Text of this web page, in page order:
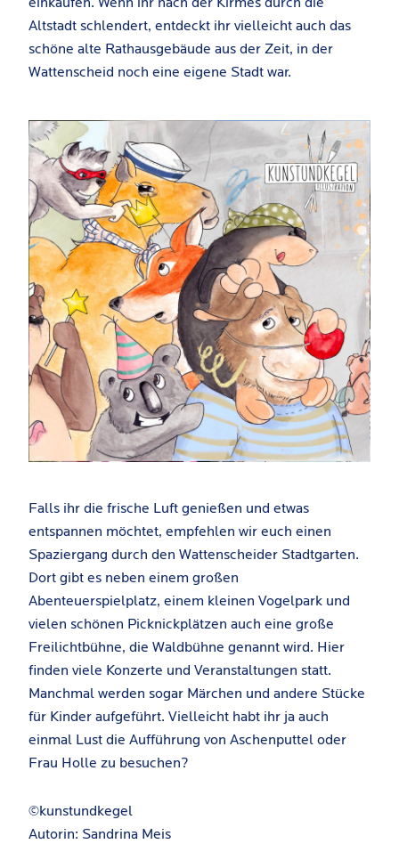
Altstadt schlendert, entdeckt ihr vielleicht auch das
schöne alte Rathausgebäude aus der Zeit, in der
Wattenscheid noch eine eigene Stadt war.
Falls ihr die frische Luft genießen und etwas
entspannen möchtet, empfehlen wir euch einen
Spaziergang durch den Wattenscheider Stadtgarten.
Dort gibt es neben einem großen
Abenteuerspielplatz, einem kleinen Vogelpark und
vielen schönen Picknickplätzen auch eine große
Freilichtbühne, die Waldbühne genannt wird. Hier
finden viele Konzerte und Veranstaltungen statt.
Manchmal werden sogar Märchen und andere Stücke
für Kinder aufgeführt. Vielleicht habt ihr ja auch
einmal Lust die Aufführung von Aschenputtel oder
Frau Holle zu besuchen?
©kunstundkegel
Autorin: Sandrina Meis